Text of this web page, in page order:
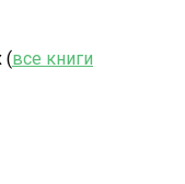
(все книги